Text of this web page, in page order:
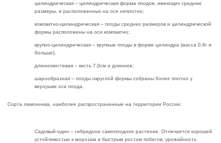
цилиндрическая – цилиндрическая форма плодов, имеющих средние
размеры, и расположенных на оси неплотно;
компактно-цилиндрическая – плоды средних размеров и цилиндрической
формы расположены на оси компактно;
крупно-цилиндрическая – крупные плоды в форме цилиндра (масса 0,6г и
больше);
длиннокистевая – кисть 7,0см и длиннее;
шарообразная – плоды округлой формы собраны более плотно у
верхушки оси плода.
Сорта лимонника, наиболее распространенные на территории России:
Садовый-один – гибридное самоплодное растение. Отличается хорошей
устойчивостью к морозам и быстрым ростом побегов, урожайность